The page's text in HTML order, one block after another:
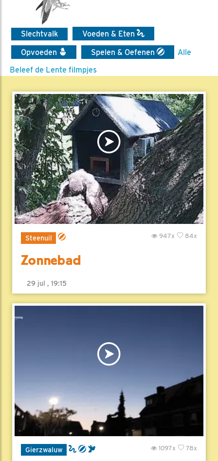
Slechtvalk
Voeden & Eten
Opvoeden
Spelen & Oefenen
Alle
Beleef de Lente filmpjes
Steenuil 84x
947x
Zonnebad
29 jul , 19:15
Gierzwaluw 78x
1097x